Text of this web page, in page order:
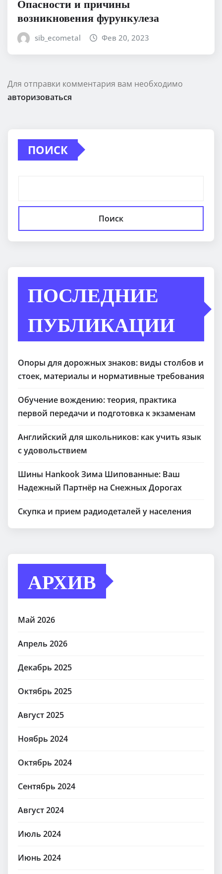
Опасности и причины
возникновения фурункулеза
sib_ecometal Фев 20, 2023
Для отправки комментария вам необходимо
авторизоваться
ПОИСК
Поиск
ПОСЛЕДНИЕ
ПУБЛИКАЦИИ
Опоры для дорожных знаков: виды столбов и
стоек, материалы и нормативные требования
Обучение вождению: теория, практика
первой передачи и подготовка к экзаменам
Английский для школьников: как учить язык
с удовольствием
Шины Hankook Зима Шипованные: Ваш
Надежный Партнёр на Снежных Дорогах
Скупка и прием радиодеталей у населения
АРХИВ
Май 2026
Апрель 2026
Декабрь 2025
Октябрь 2025
Август 2025
Ноябрь 2024
Октябрь 2024
Сентябрь 2024
Август 2024
Июль 2024
Июнь 2024